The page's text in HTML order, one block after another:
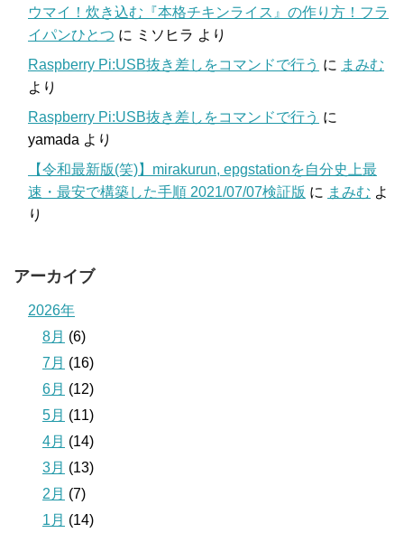
ウマイ！炊き込む『本格チキンライス』の作り方！フラ
イパンひとつ に ミソヒラ より
Raspberry Pi:USB抜き差しをコマンドで行う に まみむ
より
Raspberry Pi:USB抜き差しをコマンドで行う に
yamada より
【令和最新版(笑)】mirakurun, epgstationを自分史上最
速・最安で構築した手順 2021/07/07検証版 に まみむ よ
り
アーカイブ
2026年
8月 (6)
7月 (16)
6月 (12)
5月 (11)
4月 (14)
3月 (13)
2月 (7)
1月 (14)